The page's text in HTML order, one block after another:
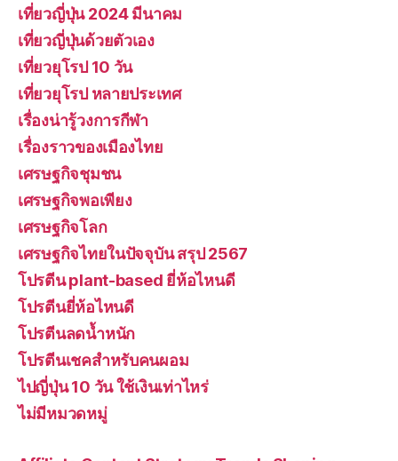
เที่ยวญี่ปุ่น 2024 มีนาคม
เที่ยวญี่ปุ่นด้วยตัวเอง
เที่ยวยุโรป 10 วัน
เที่ยวยุโรป หลายประเทศ
เรื่องน่ารู้วงการกีฬา
เรื่องราวของเมืองไทย
เศรษฐกิจชุมชน
เศรษฐกิจพอเพียง
เศรษฐกิจโลก
เศรษฐกิจไทยในปัจจุบัน สรุป 2567
โปรตีน plant-based ยี่ห้อไหนดี
โปรตีนยี่ห้อไหนดี
โปรตีนลดน้ำหนัก
โปรตีนเชคสำหรับคนผอม
ไปญี่ปุ่น 10 วัน ใช้เงินเท่าไหร่
ไม่มีหมวดหมู่